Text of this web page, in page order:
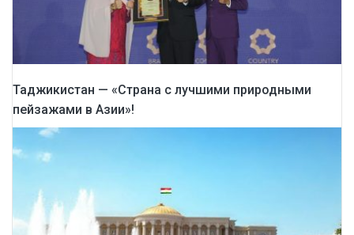
Таджикистан — «Страна с лучшими природными
пейзажами в Азии»!